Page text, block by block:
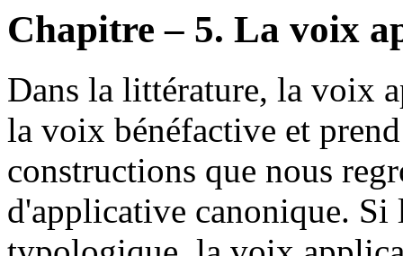
Chapitre – 5. La voix
Dans la littérature, la voix
la voix bénéfactive et
constructions que nous
d'applicative canonique. Si